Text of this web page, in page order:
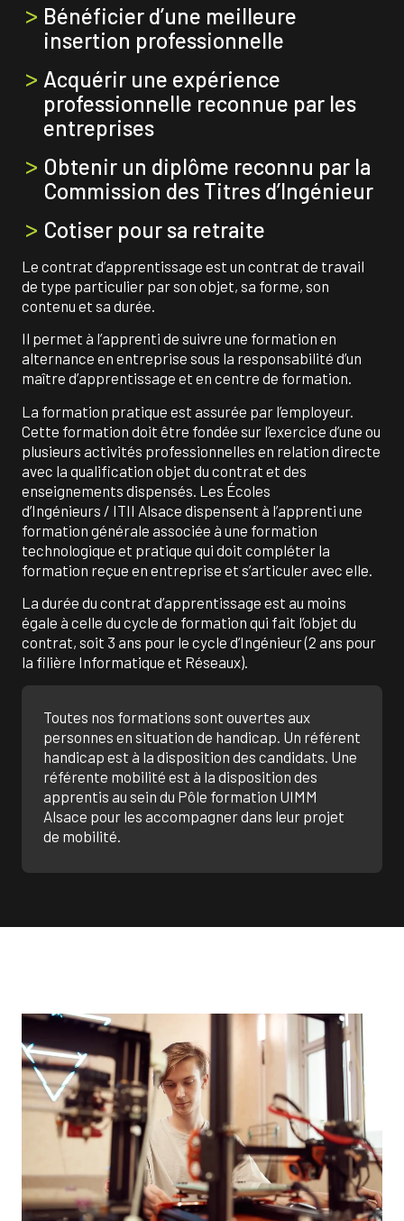
Bénéficier d’une meilleure
insertion professionnelle
Acquérir une expérience
professionnelle reconnue par les
entreprises
Obtenir un diplôme reconnu par la
Commission des Titres d’Ingénieur
Cotiser pour sa retraite
Le contrat d’apprentissage est un contrat de travail
de type particulier par son objet, sa forme, son
contenu et sa durée.
Il permet à l’apprenti de suivre une formation en
alternance en entreprise sous la responsabilité d’un
maître d’apprentissage et en centre de formation.
La formation pratique est assurée par l’employeur.
Cette formation doit être fondée sur l’exercice d’une ou
plusieurs activités professionnelles en relation directe
avec la qualification objet du contrat et des
enseignements dispensés. Les Écoles
d’Ingénieurs / ITII Alsace dispensent à l’apprenti une
formation générale associée à une formation
technologique et pratique qui doit compléter la
formation reçue en entreprise et s’articuler avec elle.
La durée du contrat d’apprentissage est au moins
égale à celle du cycle de formation qui fait l’objet du
contrat, soit 3 ans pour le cycle d’Ingénieur (2 ans pour
la filière Informatique et Réseaux).
Toutes nos formations sont ouvertes aux
personnes en situation de handicap. Un référent
handicap est à la disposition des candidats. Une
référente mobilité est à la disposition des
apprentis au sein du Pôle formation UIMM
Alsace pour les accompagner dans leur projet
de mobilité.